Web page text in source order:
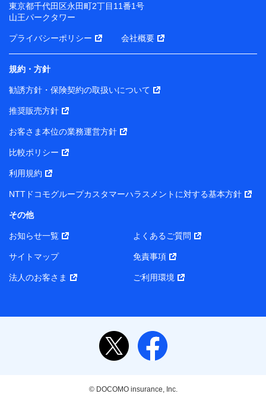
東京都千代田区永田町2丁目11番1号
山王パークタワー
プライバシーポリシー 会社概要
規約・方針
勧誘方針・保険契約の取扱いについて
推奨販売方針
お客さま本位の業務運営方針
比較ポリシー
利用規約
NTTドコモグループカスタマーハラスメントに対する基本方針
その他
お知らせ一覧 よくあるご質問
サイトマップ 免責事項
法人のお客さま ご利用環境
© DOCOMO insurance, Inc.